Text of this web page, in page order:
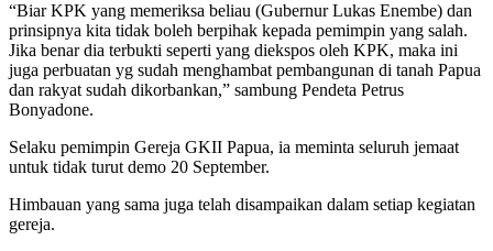
“Biar KPK yang memeriksa beliau (Gubernur Lukas Enembe) dan
prinsipnya kita tidak boleh berpihak kepada pemimpin yang salah.
Jika benar dia terbukti seperti yang diekspos oleh KPK, maka ini
juga perbuatan yg sudah menghambat pembangunan di tanah Papua
dan rakyat sudah dikorbankan,” sambung Pendeta Petrus
Bonyadone.
Selaku pemimpin Gereja GKII Papua, ia meminta seluruh jemaat
untuk tidak turut demo 20 September.
Himbauan yang sama juga telah disampaikan dalam setiap kegiatan
gereja.